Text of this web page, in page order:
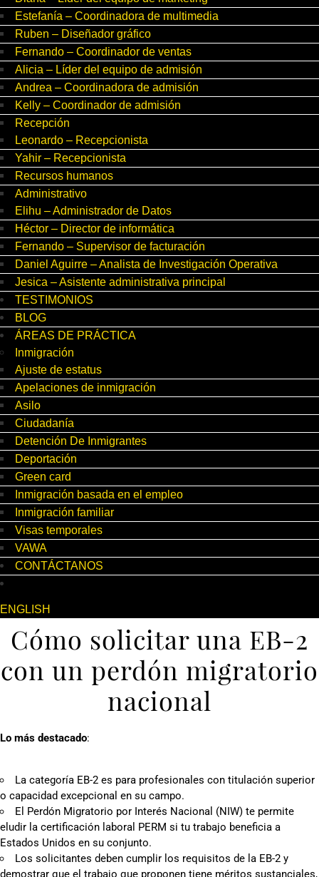
Estefanía – Coordinadora de multimedia
Ruben – Diseñador gráfico
Fernando – Coordinador de ventas
Alicia – Líder del equipo de admisión
Andrea – Coordinadora de admisión
Kelly – Coordinador de admisión
Recepción
Leonardo – Recepcionista
Yahir – Recepcionista
Recursos humanos
Administrativo
Elihu – Administrador de Datos
Héctor – Director de informática
Fernando – Supervisor de facturación
Daniel Aguirre – Analista de Investigación Operativa
Jesica – Asistente administrativa principal
TESTIMONIOS
BLOG
ÁREAS DE PRÁCTICA
Inmigración
Ajuste de estatus
Apelaciones de inmigración
Asilo
Ciudadanía
Detención De Inmigrantes
Deportación
Green card
Inmigración basada en el empleo
Inmigración familiar
Visas temporales
VAWA
CONTÁCTANOS
ENGLISH
Cómo solicitar una EB-2
con un perdón migratorio
nacional
Lo más destacado:
La categoría EB-2 es para profesionales con titulación superior
o capacidad excepcional en su campo.
El Perdón Migratorio por Interés Nacional (NIW) te permite
eludir la certificación laboral PERM si tu trabajo beneficia a
Estados Unidos en su conjunto.
Los solicitantes deben cumplir los requisitos de la EB-2 y
demostrar que el trabajo que proponen tiene méritos sustanciales,